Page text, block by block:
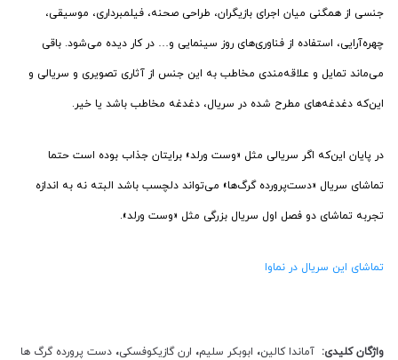
جنسی از همگنی میان اجرای بازیگران، طراحی صحنه، فیلمبرداری، موسیقی،
چهره‌آرایی، استفاده از فناوری‌های روز سینمایی و… در کار دیده می‌شود. باقی
می‌ماند تمایل و علاقه‌مندی مخاطب به این جنس از آثاری تصویری و سریالی و
این‌که دغدغه‌های مطرح شده در سریال، دغدغه مخاطب باشد یا خیر.
در پایان این‌که اگر سریالی مثل «وست ورلد» برایتان جذاب بوده است حتما
تماشای سریال «دست‌پرورده گرگ‌ها» می‌تواند دلچسب باشد البته نه به اندازه
تجربه تماشای دو فصل اول سریال بزرگی مثل «وست ورلد».
تماشای این سریال در نماوا
واژگان کلیدی: آماندا کالین، ابوبکر سلیم، ارن گازیکوفسکی، دست پرورده گرگ ها